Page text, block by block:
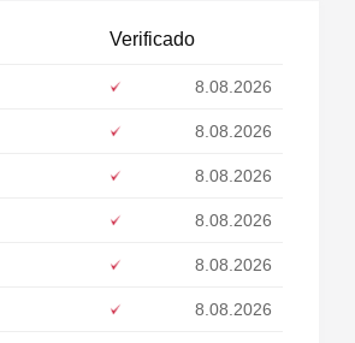
Verificado
8.08.2026
8.08.2026
8.08.2026
8.08.2026
8.08.2026
8.08.2026